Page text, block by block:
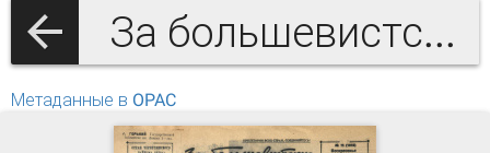
За большевистские колхозы 1941 г.
Метаданные в OPAC